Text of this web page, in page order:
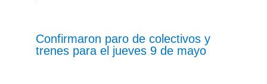
Confirmaron paro de colectivos y
trenes para el jueves 9 de mayo